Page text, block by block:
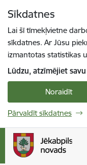
Sīkdatnes
Lai šī tīmekļvietne
sīkdatnes. Ar Jūsu
izmantotas statistikas
Lūdzu, atzīmējiet
Noraidīt
Pārvaldīt sīkdatnes